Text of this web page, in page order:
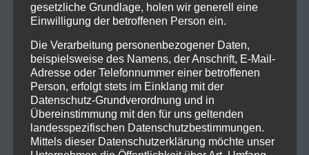
gesetzliche Grundlage, holen wir generell eine
Einwilligung der betroffenen Person ein.
Die Verarbeitung personenbezogener Daten,
beispielsweise des Namens, der Anschrift, E-Mail-
Adresse oder Telefonnummer einer betroffenen
Person, erfolgt stets im Einklang mit der
Datenschutz-Grundverordnung und in
Übereinstimmung mit den für uns geltenden
landesspezifischen Datenschutzbestimmungen.
Mittels dieser Datenschutzerklärung möchte unser